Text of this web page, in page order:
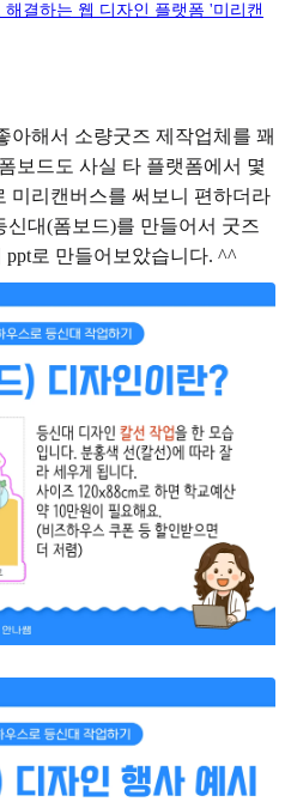
결하는 웹 디자인 플랫폼 '미리캔
아해서 소량굿즈 제작업체를 꽤
보드도 사실 타 플랫폼에서 몇
미리캔버스를 써보니 편하더라
대(폼보드)를 만들어서 굿즈
로 만들어보았습니다. ^^